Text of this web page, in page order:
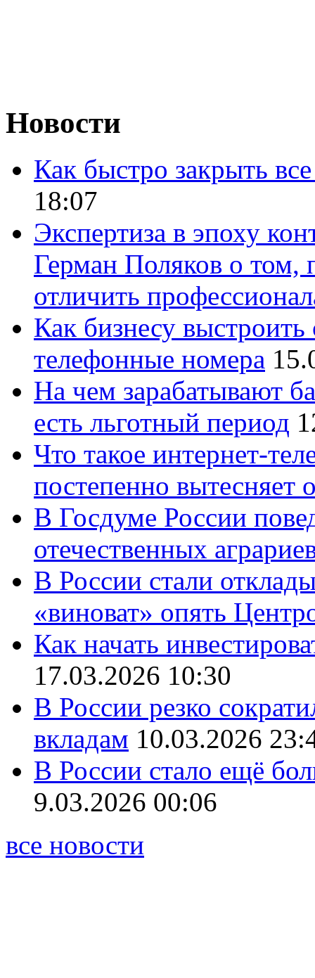
Новости
Как быстро закрыть
18:07
Экспертиза в эпоху
Герман Поляков о том,
отличить
Как бизнесу
телефонные номера
На чем зарабатывают
есть льготный период
Что такое интернет-
постепенно вытесняет
В Госдуме России
отечественных
В России стали
«виноват» опять
Как начать
17.03.2026 10:30
В России резко
вкладам 10.03.2026
В России стало ещё
9.03.2026 00:06
все новости